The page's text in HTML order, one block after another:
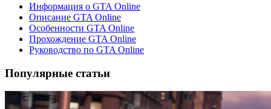
Информация о GTA Online
Описание GTA Online
Особенности GTA Online
Прохождение GTA Online
Руководство по GTA Online
Популярные статьи